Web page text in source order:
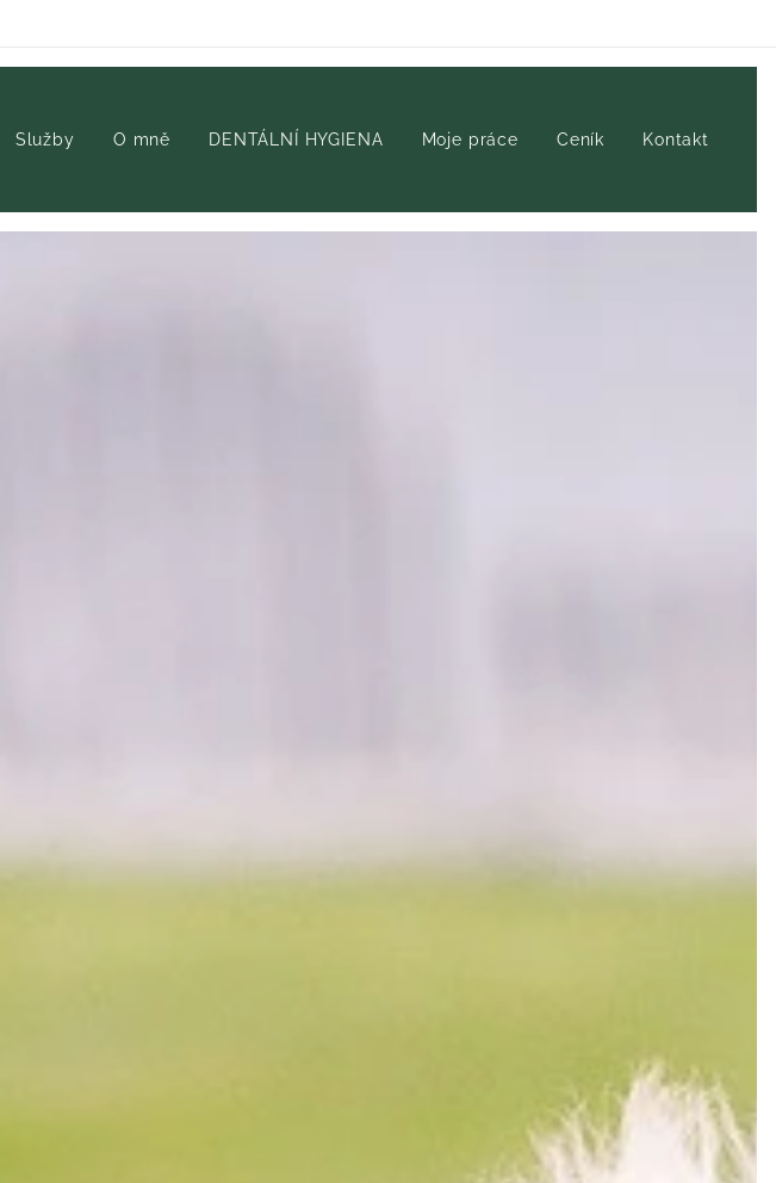
Služby O mně DENTÁLNÍ HYGIENA Moje práce Ceník Kontakt